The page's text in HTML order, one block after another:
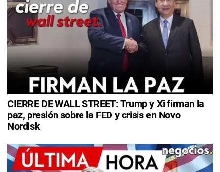
CIERRE DE WALL STREET: Trump y Xi firman la
paz, presión sobre la FED y crisis en Novo
Nordisk